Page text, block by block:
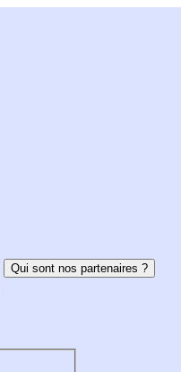
Qui sont nos partenaires ?